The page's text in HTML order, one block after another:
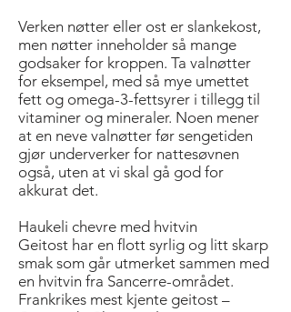
Verken nøtter eller ost er slankekost,
men nøtter inneholder så mange
godsaker for kroppen. Ta valnøtter
for eksempel, med så mye umettet
fett og omega-3-fettsyrer i tillegg til
vitaminer og mineraler. Noen mener
at en neve valnøtter før sengetiden
gjør underverker for nattesøvnen
også, uten at vi skal gå god for
akkurat det.
Haukeli chevre med hvitvin
Geitost har en flott syrlig og litt skarp
smak som går utmerket sammen med
en hvitvin fra Sancerre-området.
Frankrikes mest kjente geitost –